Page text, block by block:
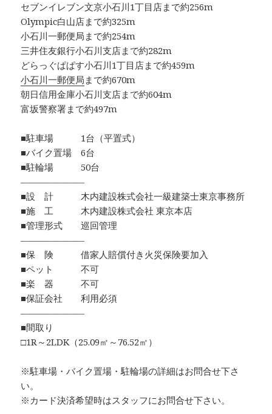
セブンイレブン文京小石川1丁目店まで約256m
Olympic白山店まで約325m
小石川一郵便局まで約254m
三井住友銀行小石川支店まで約282m
どらっぐぱぱす小石川1丁目店まで約459m
小石川一郵便局 まで約670m
朝日信用金庫小石川支店まで約604m
富坂警察署まで約497m
■駐車場 1台（平置式）
■バイク置場 6台
■駐輪場 50台
―――――――
■設 計 木内建設株式会社一級建築士東京事務所
■施 工 木内建設株式会社 東京本店
■管理形式 巡回管理
―――――――
■保 険 借家人賠償付き火災保険要加入
■ペット 不可
■楽 器 不可
■保証会社 利用必須
―――――――
■間取り
□1R～2LDK（25.09㎡～76.52㎡）
※駐車場・バイク置場・駐輪場の詳細はお問合せ下さ
い。
※カード決済希望時はスタッフにお問合せ下さい。